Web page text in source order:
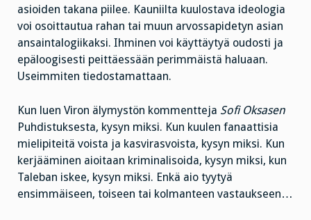
asioiden takana piilee. Kauniilta kuulostava ideologia
voi osoittautua rahan tai muun arvossapidetyn asian
ansaintalogiikaksi. Ihminen voi käyttäytyä oudosti ja
epäloogisesti peittäessään perimmäistä haluaan.
Useimmiten tiedostamattaan.
Kun luen Viron älymystön kommentteja Sofi Oksasen
Puhdistuksesta, kysyn miksi. Kun kuulen fanaattisia
mielipiteitä voista ja kasvirasvoista, kysyn miksi. Kun
kerjääminen aioitaan kriminalisoida, kysyn miksi, kun
Taleban iskee, kysyn miksi. Enkä aio tyytyä
ensimmäiseen, toiseen tai kolmanteen vastaukseen…